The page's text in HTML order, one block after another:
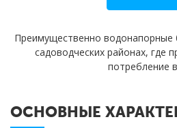
Преимущественно водонапорные
садоводческих районах, где
потребление
ОСНОВНЫЕ